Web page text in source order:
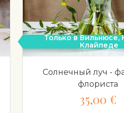
Только в Вильнюсе,
Клайпеде
Солнечный луч -
флориста
35,00 €